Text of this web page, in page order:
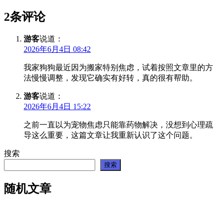
2条评论
游客说道：
2026年6月4日 08:42
我家狗狗最近因为搬家特别焦虑，试着按照文章里的方
法慢慢调整，发现它确实有好转，真的很有帮助。
游客说道：
2026年6月4日 15:22
之前一直以为宠物焦虑只能靠药物解决，没想到心理疏
导这么重要，这篇文章让我重新认识了这个问题。
搜索
搜索
随机文章